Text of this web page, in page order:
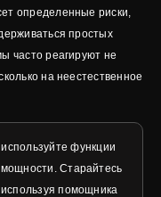
определенные риски,
простых
часто реагируют не
на неестественное
функции
Старайтесь
помощника